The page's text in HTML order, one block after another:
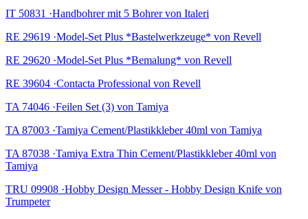
IT 50831 ·Handbohrer mit 5 Bohrer von Italeri
RE 29619 ·Model-Set Plus *Bastelwerkzeuge* von Revell
RE 29620 ·Model-Set Plus *Bemalung* von Revell
RE 39604 ·Contacta Professional von Revell
TA 74046 ·Feilen Set (3) von Tamiya
TA 87003 ·Tamiya Cement/Plastikkleber 40ml von Tamiya
TA 87038 ·Tamiya Extra Thin Cement/Plastikkleber 40ml von
Tamiya
TRU 09908 ·Hobby Design Messer - Hobby Design Knife von
Trumpeter